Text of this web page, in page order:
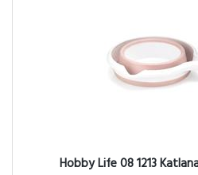
Hobby Life 08 1213